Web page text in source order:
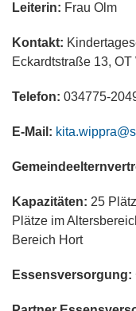
Leiterin: Frau Olm
Kontakt:
Eckardtstraße 13,
Telefon: 034775-
E-Mail:
Kapazitäten: 25
Plätze im
Bereich Hort
Essensversorgung: